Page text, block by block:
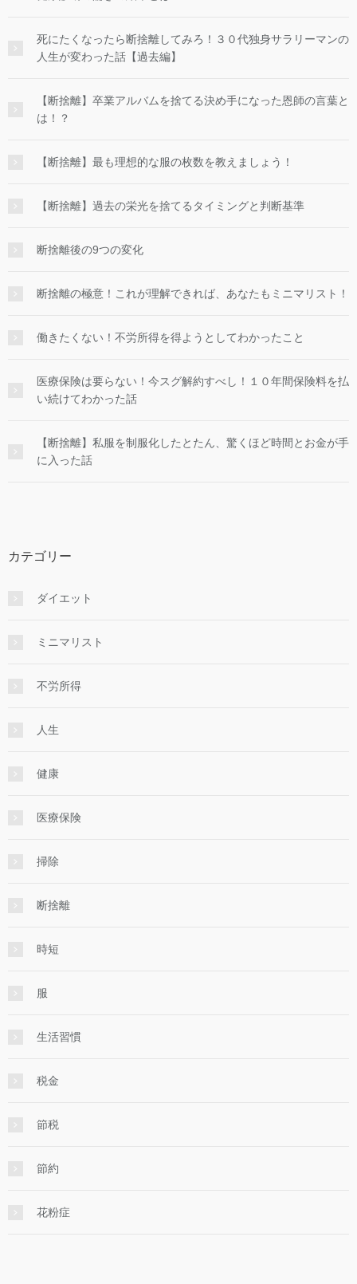
死にたくなったら断捨離してみろ！３０代独身サラリーマンの
人生が変わった話【過去編】
【断捨離】卒業アルバムを捨てる決め手になった恩師の言葉と
は！？
【断捨離】最も理想的な服の枚数を教えましょう！
【断捨離】過去の栄光を捨てるタイミングと判断基準
断捨離後の9つの変化
断捨離の極意！これが理解できれば、あなたもミニマリスト！
働きたくない！不労所得を得ようとしてわかったこと
医療保険は要らない！今スグ解約すべし！１０年間保険料を払
い続けてわかった話
【断捨離】私服を制服化したとたん、驚くほど時間とお金が手
に入った話
カテゴリー
ダイエット
ミニマリスト
不労所得
人生
健康
医療保険
掃除
断捨離
時短
服
生活習慣
税金
節税
節約
花粉症